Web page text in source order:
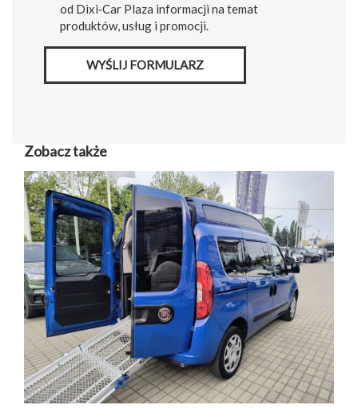
od Dixi‑Car Plaza informacji na temat
produktów, usług i promocji.
WYŚLIJ FORMULARZ
Zobacz także